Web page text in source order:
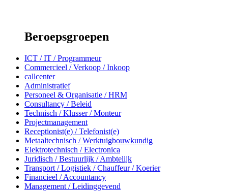
Beroepsgroepen
ICT / IT / Programmeur
Commercieel / Verkoop / Inkoop
callcenter
Administratief
Personeel & Organisatie / HRM
Consultancy / Beleid
Technisch / Klusser / Monteur
Projectmanagement
Receptionist(e) / Telefonist(e)
Metaaltechnisch / Werktuigbouwkundig
Elektrotechnisch / Electronica
Juridisch / Bestuurlijk / Ambtelijk
Transport / Logistiek / Chauffeur / Koerier
Financieel / Accountancy
Management / Leidinggevend